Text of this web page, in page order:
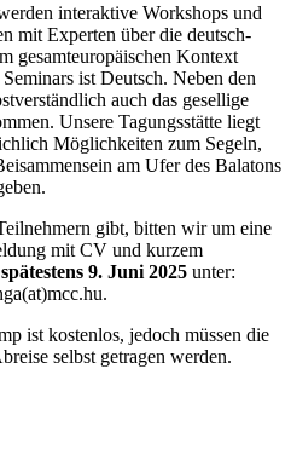
interaktive Workshops und
mit Experten über die deutsch-
gesamteuropäischen Kontext
ist Deutsch. Neben den
auch das gesellige
Unsere Tagungsstätte liegt
Möglichkeiten zum Segeln,
am Ufer des Balatons
gibt, bitten wir um eine
mit CV und kurzem
9. Juni 2025 unter:
ist kostenlos, jedoch müssen die
selbst getragen werden.